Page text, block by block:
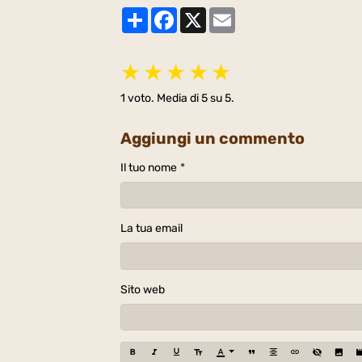
PartagerFacebook
X
★ ★ ★ ★ ★
1 voto. Media di5su 5.
Aggiungi un commento
Il tuo nome
La tua email
Sito web